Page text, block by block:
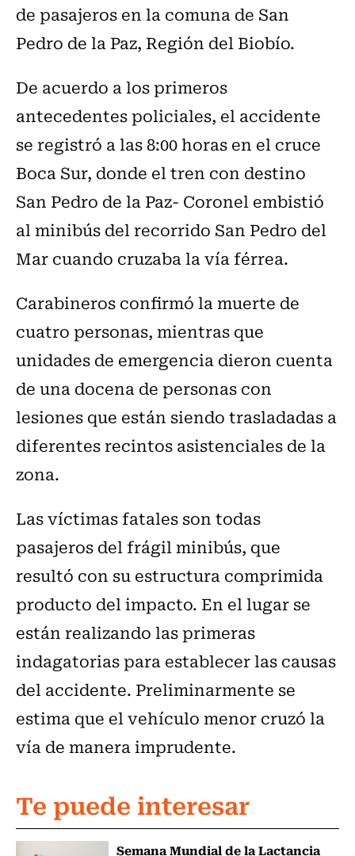
de pasajeros en la comuna de San
Pedro de la Paz, Región del Biobío.
De acuerdo a los primeros
antecedentes policiales, el accidente
se registró a las 8:00 horas en el cruce
Boca Sur, donde el tren con destino
San Pedro de la Paz- Coronel embistió
al minibús del recorrido San Pedro del
Mar cuando cruzaba la vía férrea.
Carabineros confirmó la muerte de
cuatro personas, mientras que
unidades de emergencia dieron cuenta
de una docena de personas con
lesiones que están siendo trasladadas a
diferentes recintos asistenciales de la
zona.
Las víctimas fatales son todas
pasajeros del frágil minibús, que
resultó con su estructura comprimida
producto del impacto. En el lugar se
están realizando las primeras
indagatorias para establecer las causas
del accidente. Preliminarmente se
estima que el vehículo menor cruzó la
vía de manera imprudente.
Te puede interesar
Semana Mundial de la Lactancia